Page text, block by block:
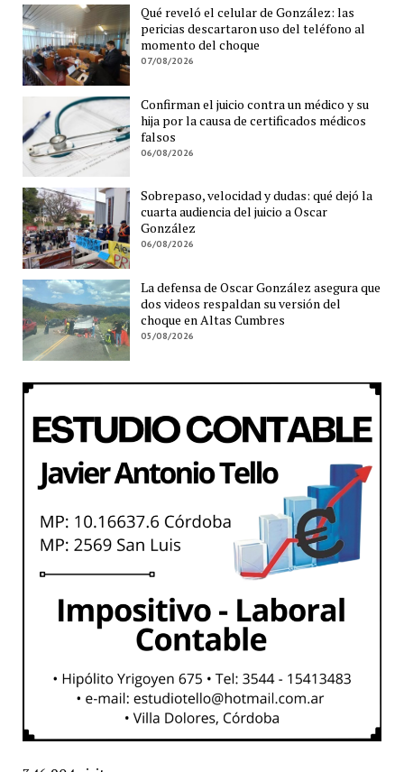
Qué reveló el celular de González: las
pericias descartaron uso del teléfono al
momento del choque
07/08/2026
Confirman el juicio contra un médico y su
hija por la causa de certificados médicos
falsos
06/08/2026
Sobrepaso, velocidad y dudas: qué dejó la
cuarta audiencia del juicio a Oscar
González
06/08/2026
La defensa de Oscar González asegura que
dos videos respaldan su versión del
choque en Altas Cumbres
05/08/2026